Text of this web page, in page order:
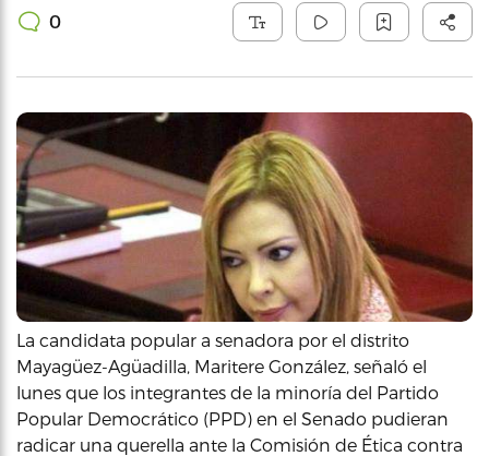
0
La candidata popular a senadora por el distrito
Mayagüez-Agüadilla, Maritere González, señaló el
lunes que los integrantes de la minoría del Partido
Popular Democrático (PPD) en el Senado pudieran
radicar una querella ante la Comisión de Ética contra